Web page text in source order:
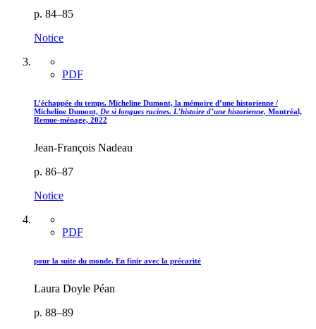
p. 84–85
Notice
PDF
L’échappée du temps. Micheline Dumont, la mémoire d’une historienne /
Micheline Dumont, De si longues racines. L’histoire d’une historienne, Montréal,
Remue-ménage, 2022
Jean-François Nadeau
p. 86–87
Notice
PDF
pour la suite du monde. En finir avec la précarité
Laura Doyle Péan
p. 88–89